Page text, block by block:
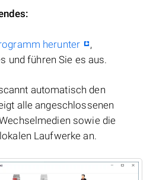
herunter
,
und führen Sie es aus.
automatisch den
alle angeschlossenen
sowie die
Laufwerke an.